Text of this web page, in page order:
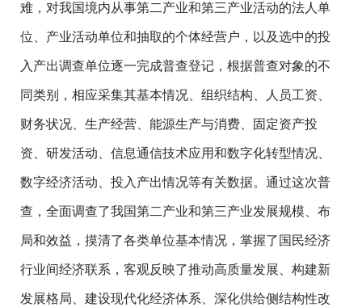
难，对我国境内从事第二产业和第三产业活动的法人单
位、产业活动单位和抽取的个体经营户，以及选中的投
入产出调查单位逐一完成普查登记，根据普查对象的不
同类别，相应采集其基本情况、组织结构、人员工资、
财务状况、生产经营、能源生产与消费、固定资产投
资、研发活动、信息通信技术应用和数字化转型情况、
数字经济活动、投入产出情况等有关数据。通过这次普
查，全面调查了我国第二产业和第三产业发展规模、布
局和效益，摸清了各类单位基本情况，掌握了国民经济
行业间经济联系，客观反映了推动高质量发展、构建新
发展格局、建设现代化经济体系、深化供给侧结构性改